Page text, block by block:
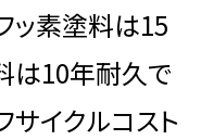
ッ素塗料は15
は10年耐久で
サイクルコスト